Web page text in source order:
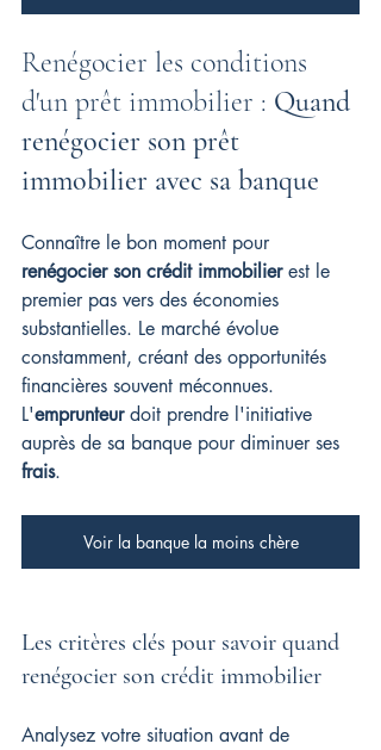
Renégocier les conditions
d'un prêt immobilier : Quand
renégocier son prêt
immobilier avec sa banque
Connaître le bon moment pour
renégocier son crédit immobilier est le
premier pas vers des économies
substantielles. Le marché évolue
constamment, créant des opportunités
financières souvent méconnues.
L'emprunteur doit prendre l'initiative
auprès de sa banque pour diminuer ses
frais.
Voir la banque la moins chère
Les critères clés pour savoir quand
renégocier son crédit immobilier
Analysez votre situation avant de